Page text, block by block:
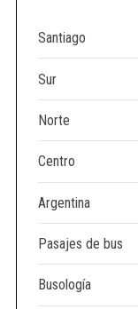
Santiago
Sur
Norte
Centro
Argentina
Pasajes de bus
Busología
r
: